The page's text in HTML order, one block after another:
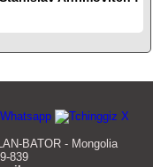
BATOR - Mongolia
839